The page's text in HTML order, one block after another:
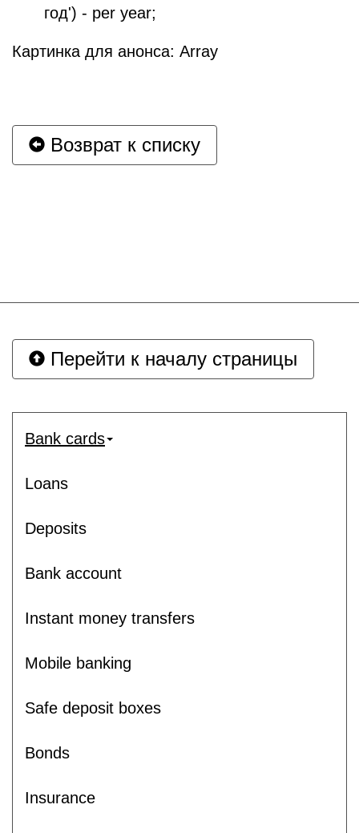
год') - per year;
Картинка для анонса: Array
Возврат к списку
Перейти к началу страницы
Bank cards
Loans
Deposits
Bank account
Instant money transfers
Mobile banking
Safe deposit boxes
Bonds
Insurance